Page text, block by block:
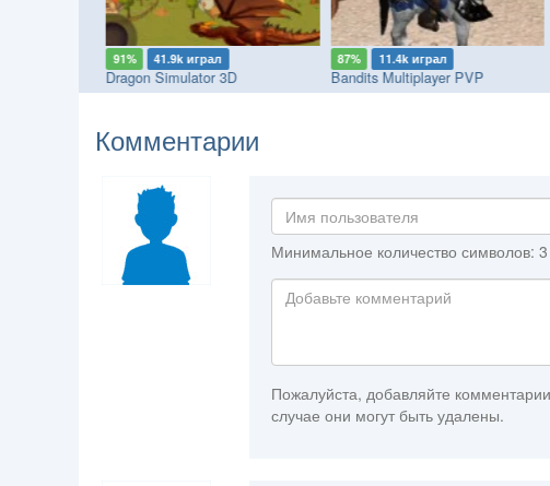
91% 41.9k играл
Dragon Simulator 3D
87% 11.4k играл
Bandits Multiplayer PVP
Комментарии
Минимальное количество символов: 3
Пожалуйста, добавляйте
случае они могут быть удалены.